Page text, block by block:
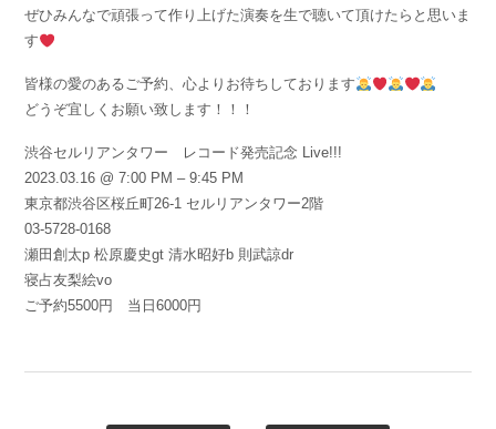
ぜひみんなで頑張って作り上げた演奏を生で聴いて頂けたらと思いま
す
皆様の愛のあるご予約、心よりお待ちしております
どうぞ宜しくお願い致します！！！
渋谷セルリアンタワー レコード発売記念 Live!!!
2023.03.16 @ 7:00 PM – 9:45 PM
東京都渋谷区桜丘町26-1 セルリアンタワー2階
03-5728-0168
瀬田創太p 松原慶史gt 清水昭好b 則武諒dr
寝占友梨絵vo
ご予約5500円 当日6000円